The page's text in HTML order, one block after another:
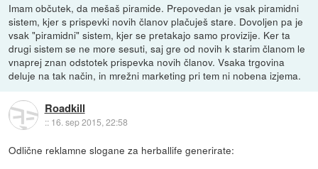
Imam občutek, da mešaš piramide. Prepovedan je vsak piramidni
sistem, kjer s prispevki novih članov plačuješ stare. Dovoljen pa je
vsak "piramidni" sistem, kjer se pretakajo samo provizije. Ker ta
drugi sistem se ne more sesuti, saj gre od novih k starim članom le
vnaprej znan odstotek prispevka novih članov. Vsaka trgovina
deluje na tak način, in mrežni marketing pri tem ni nobena izjema.
Roadkill
:: 16. sep 2015, 22:58
Odlične reklamne slogane za herballife generirate: